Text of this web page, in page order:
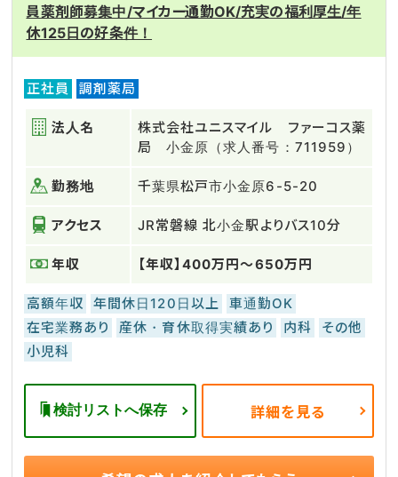
員薬剤師募集中/マイカー通勤OK/充実の福利厚生/年
休125日の好条件！
正社員 調剤薬局
法人名
株式会社ユニスマイル ファーコス薬
局 小金原（求人番号：711959）
勤務地 千葉県松戸市小金原6-5-20
アクセス JR常磐線 北小金駅よりバス10分
年収 【年収】400万円～650万円
高額年収 年間休日120日以上
車通勤OK
在宅業務あり
産休・育休取得実績あり 内科
その他
小児科
検討リストへ保存 詳細を見る